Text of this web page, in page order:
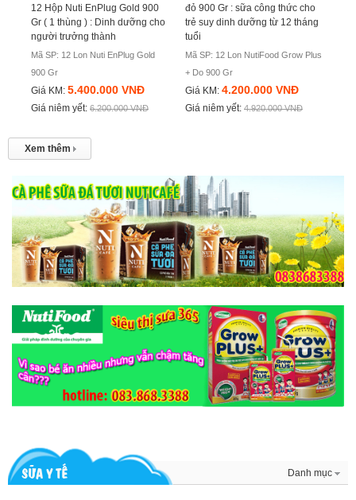
12 Hộp Nuti EnPlug Gold 900
Gr ( 1 thùng ) : Dinh dưỡng cho
người trưởng thành
Mã SP: 12 Lon Nuti EnPlug Gold
900 Gr
Giá KM: 5.400.000 VNĐ
Giá niêm yết: 6.200.000 VNĐ
đỏ 900 Gr : sữa công thức cho
trẻ suy dinh dưỡng từ 12 tháng
tuổi
Mã SP: 12 Lon NutiFood Grow Plus
+ Do 900 Gr
Giá KM: 4.200.000 VNĐ
Giá niêm yết: 4.920.000 VNĐ
Xem thêm
SỮA Y TẾ Danh mục